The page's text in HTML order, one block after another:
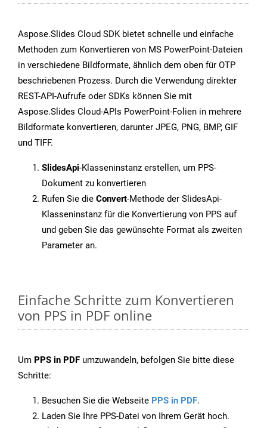
Aspose.Slides Cloud SDK bietet schnelle und einfache
Methoden zum Konvertieren von MS PowerPoint-Dateien
in verschiedene Bildformate, ähnlich dem oben für OTP
beschriebenen Prozess. Durch die Verwendung direkter
REST-API-Aufrufe oder SDKs können Sie mit
Aspose.Slides Cloud-APIs PowerPoint-Folien in mehrere
Bildformate konvertieren, darunter JPEG, PNG, BMP, GIF
und TIFF.
SlidesApi-Klasseninstanz erstellen, um PPS-
Dokument zu konvertieren
Rufen Sie die Convert-Methode der SlidesApi-
Klasseninstanz für die Konvertierung von PPS auf
und geben Sie das gewünschte Format als zweiten
Parameter an.
Einfache Schritte zum Konvertieren
von PPS in PDF online
Um PPS in PDF umzuwandeln, befolgen Sie bitte diese
Schritte:
Besuchen Sie die Webseite PPS in PDF.
Laden Sie Ihre PPS-Datei von Ihrem Gerät hoch.